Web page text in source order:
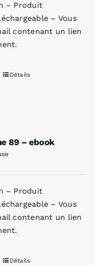
– Produit
– Vous
contenant un lien
Détails
89 – ebook
– Produit
– Vous
contenant un lien
Détails